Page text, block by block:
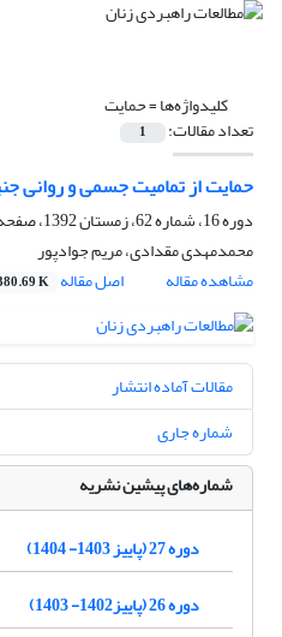
کلیدواژه‌ها =حمایت
تعداد مقالات: 1
حمایت از تمامیت جسمی و روانی
دوره 16، شماره 62، زمستان 1392، صفحه
محمدمهدی مقدادی، مریم جوادپور
مشاهده مقاله
اصل مقاله K
مقالات آماده انتشار
شماره جاری
شماره‌های پیشین نشریه
دوره 27 (پاییز 1403- 1404)
دوره 26 (پاییز1402- 1403)